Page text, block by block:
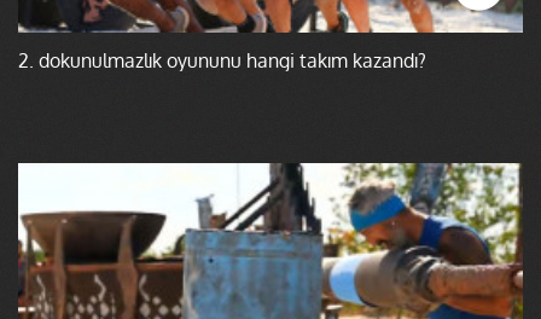
2. dokunulmazlık oyununu hangi takım kazandı?